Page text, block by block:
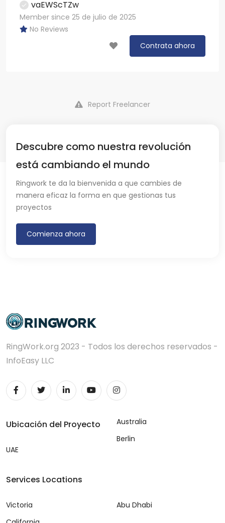
vaEWScTZw
Member since 25 de julio de 2025
No Reviews
Contrata ahora
Report Freelancer
Descubre como nuestra revolución
está cambiando el mundo
Ringwork te da la bienvenida a que cambies de
manera eficaz la forma en que gestionas tus
proyectos
Comienza ahora
RingWork.org 2023 - Todos los derechos reservados -
InfoEasy LLC
Ubicación del Proyecto
UAE
Australia
Berlin
Services Locations
Victoria
Abu Dhabi